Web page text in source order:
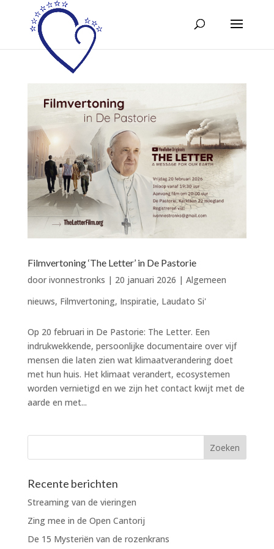
Filmvertoning ‘The Letter’ in De Pastorie
door ivonnestronks | 20 januari 2026 | Algemeen
nieuws, Filmvertoning, Inspiratie, Laudato Si'
Op 20 februari in De Pastorie: The Letter. Een
indrukwekkende, persoonlijke documentaire over vijf
mensen die laten zien wat klimaatverandering doet
met hun huis. Het klimaat verandert, ecosystemen
worden vernietigd en we zijn het contact kwijt met de
aarde en met...
Recente berichten
Streaming van de vieringen
Zing mee in de Open Cantorij
De 15 Mysteriën van de rozenkrans